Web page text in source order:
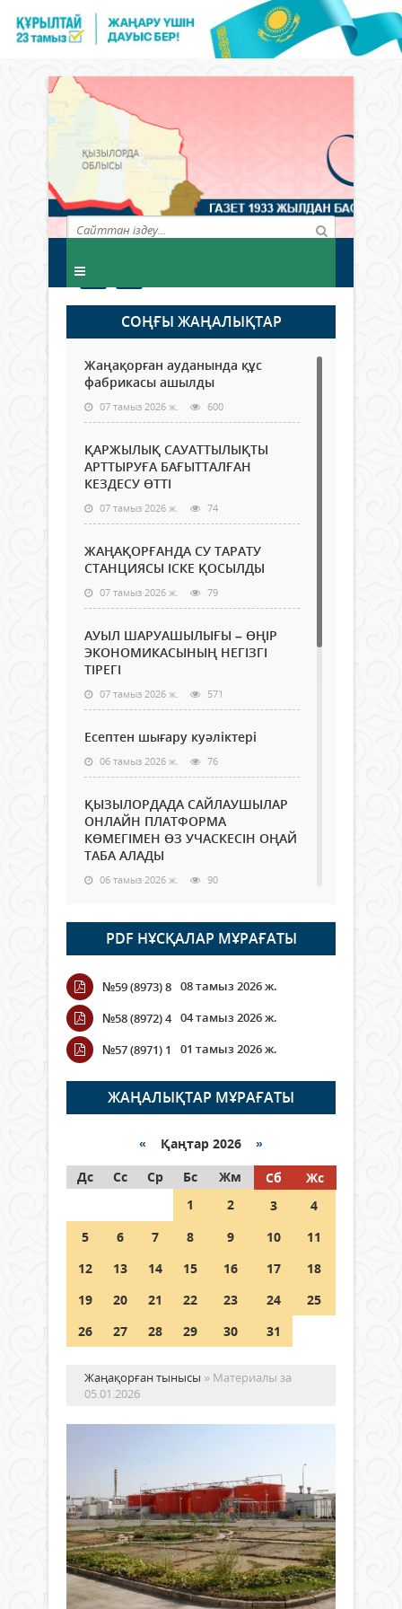
СОҢҒЫ ЖАҢАЛЫҚТАР
Жаңақорған ауданында құс
фабрикасы ашылды
07 тамыз 2026 ж. 600
ҚАРЖЫЛЫҚ САУАТТЫЛЫҚТЫ
АРТТЫРУҒА БАҒЫТТАЛҒАН
КЕЗДЕСУ ӨТТІ
07 тамыз 2026 ж. 74
ЖАҢАҚОРҒАНДА СУ ТАРАТУ
СТАНЦИЯСЫ ІСКЕ ҚОСЫЛДЫ
07 тамыз 2026 ж. 79
АУЫЛ ШАРУАШЫЛЫҒЫ – ӨҢІР
ЭКОНОМИКАСЫНЫҢ НЕГІЗГІ
ТІРЕГІ
07 тамыз 2026 ж. 571
Есептен шығару куәліктері
06 тамыз 2026 ж. 76
ҚЫЗЫЛОРДАДА САЙЛАУШЫЛАР
ОНЛАЙН ПЛАТФОРМА
КӨМЕГІМЕН ӨЗ УЧАСКЕСІН ОҢАЙ
ТАБА АЛАДЫ
06 тамыз 2026 ж. 90
Open Air: Қызылорда облысы
полиция департаменті 20
мыңнан астам көрерменнің
қауіпсіздігін қамтамасыз етті
06 тамыз 2026 ж.
Wi-Fi ҚАБЫРҒА АРҚЫЛЫ ҚАЛАЙ
ӨТЕДІ?
06 тамыз 2026 ж. 267
граждане Казахстана,
05 тамыз 2026 ж. 149
Шетелде жүрген Қазақстан
азаматтары қалай дауыс бере
алады?
PDF НҰСҚАЛАР МҰРАҒАТЫ
№59 (8973) 8 08 тамыз 2026 ж.
№58 (8972) 4 04 тамыз 2026 ж.
№57 (8971) 1
01 тамыз 2026 ж.
ЖАҢАЛЫҚТАР МҰРАҒАТЫ
« Қаңтар 2026 »
Дс
Сс Ср Бс Жм Сб
Жс
1
2 3
4
5
6 7 8 9 10
11
12
13 14 15 16 17
18
19
20 21 22 23 24
25
26
27 28 29 30 31
Жаңақорған тынысы » Материалы за
05.01.2026
Жаңалықтар
05 қаңтар
2026 ж.
431
0
Толығырақ